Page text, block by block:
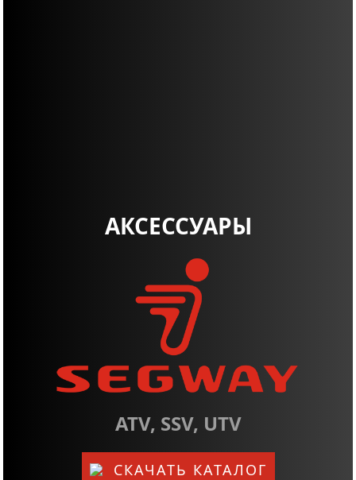
АКСЕССУАРЫ
ATV, SSV, UTV
СКАЧАТЬ КАТАЛОГ